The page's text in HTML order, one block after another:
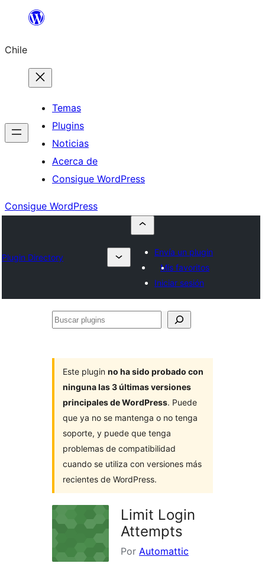
Saltar
contenido
Chile
Temas
Plugins
Noticias
Acerca de
Consigue WordPress
Consigue WordPress
Plugin Directory
Envía un plugin
Mis favoritos
Iniciar sesión
Buscar
Este plugin no ha sido probado con
ninguna las 3 últimas versiones
principales de WordPress. Puede
que ya no se mantenga o no tenga
soporte, y puede que tenga
problemas de compatibilidad
cuando se utiliza con versiones más
recientes de WordPress.
Limit Login
Attempts
Por Automattic